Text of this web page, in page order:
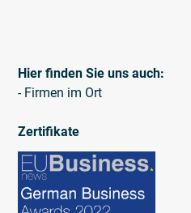
Hier finden Sie uns auch:
- Firmen im Ort
Zertifikate